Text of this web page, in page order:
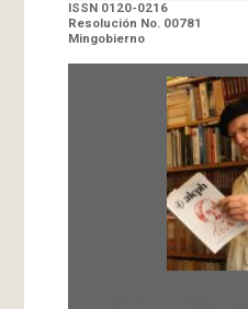
ISSN 0120-0216
Resolución No. 00781
Mingobierno